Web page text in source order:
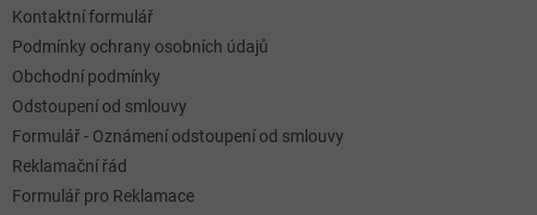
Kontaktní formulář
Podmínky ochrany osobních údajů
Obchodní podmínky
Odstoupení od smlouvy
Formulář - Oznámení odstoupení od smlouvy
Reklamační řád
Formulář pro Reklamace